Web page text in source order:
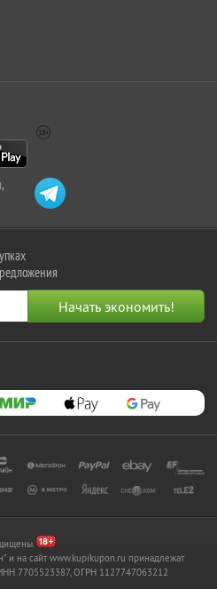
и на сайт www.kupikupon.ru принадлежат
7705523387, ОГРН 1127747063212